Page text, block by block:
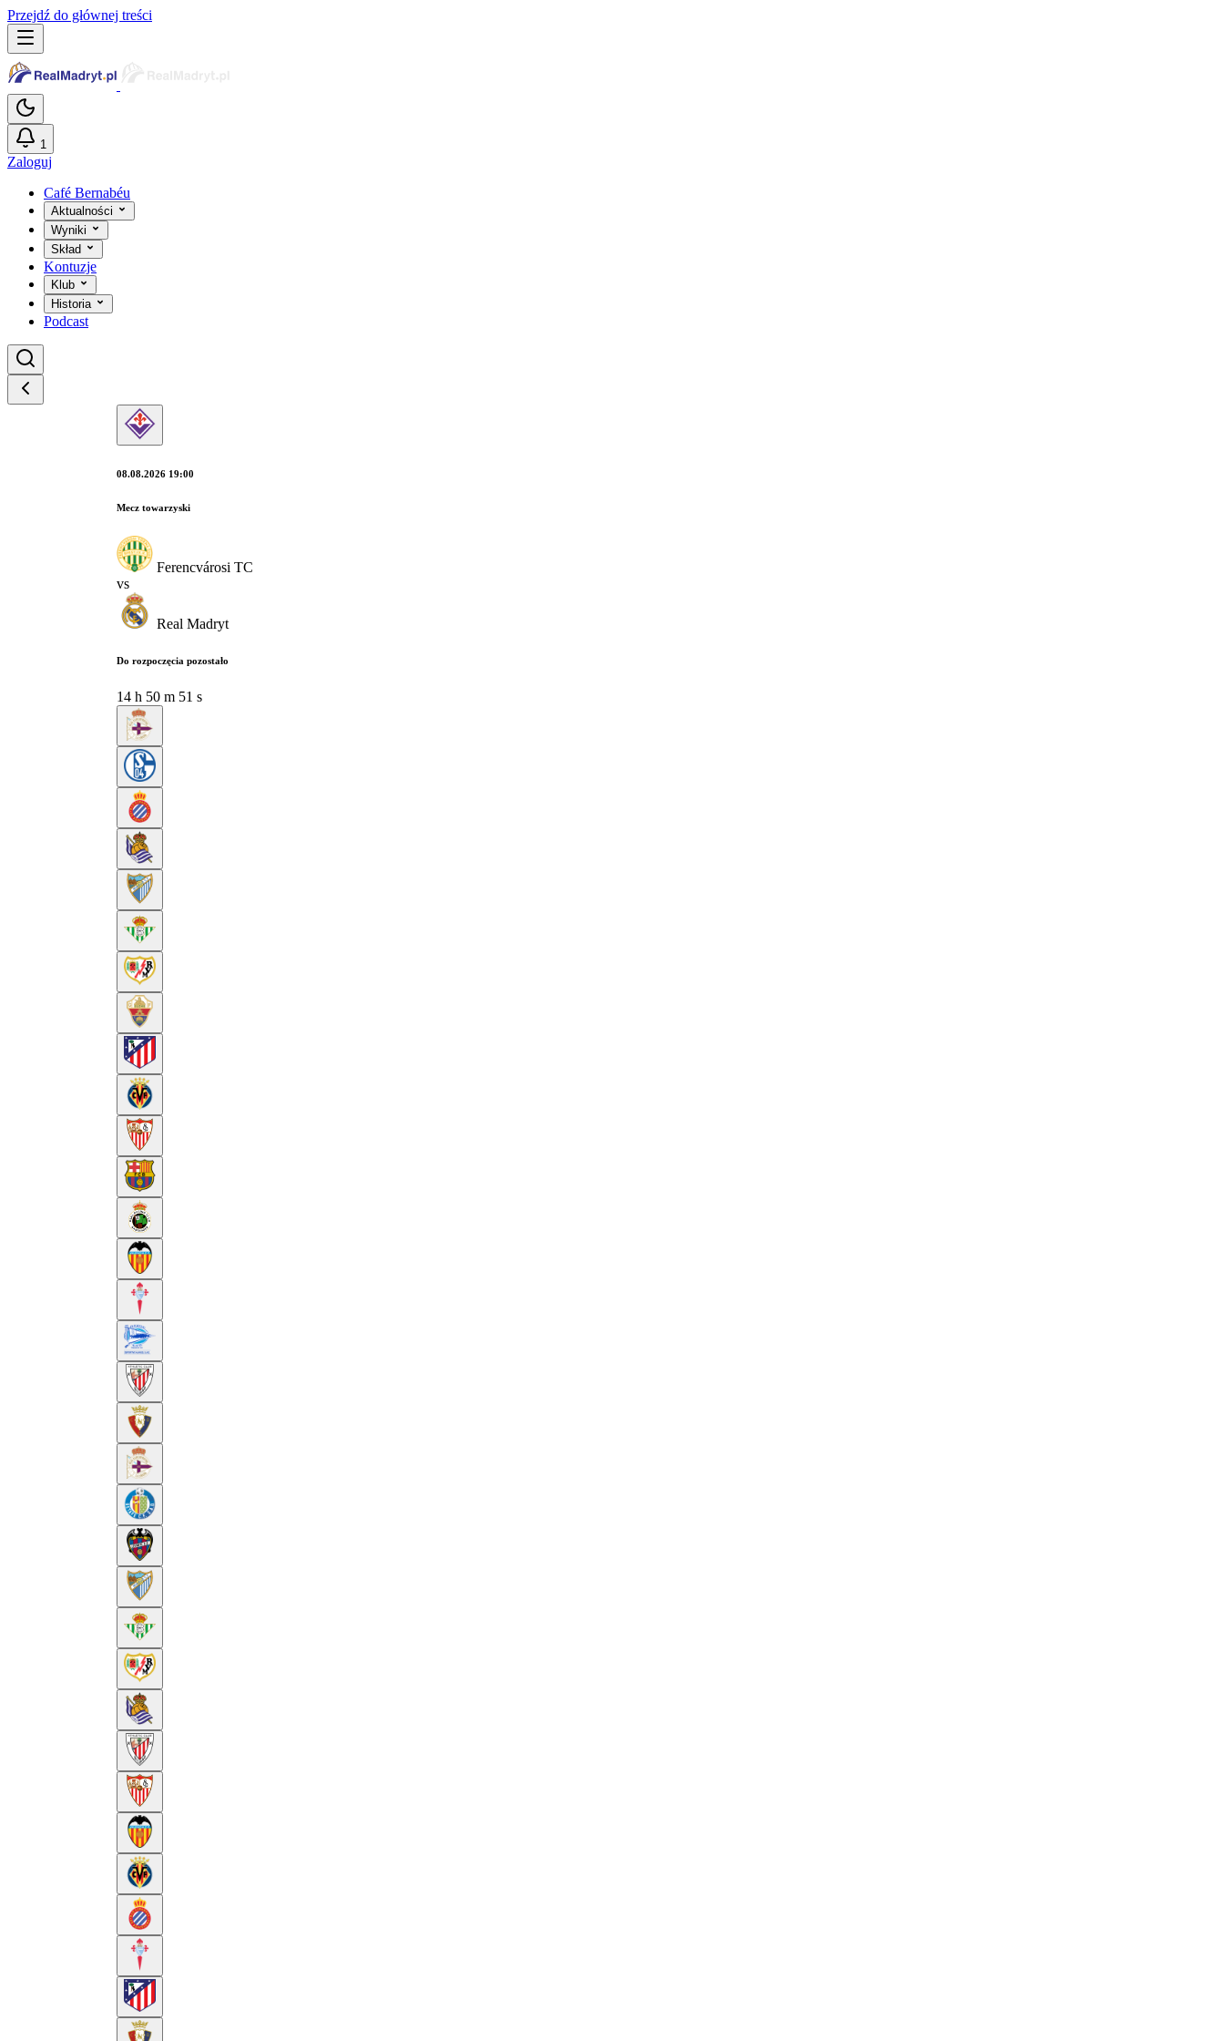
Przejdź do głównej treści
1
Zaloguj
Café Bernabéu
Aktualności
Wyniki
Skład
Kontuzje
Klub
Historia
Podcast
08.08.2026 19:00
Mecz towarzyski
Ferencvárosi TC
vs
Real Madryt
Do rozpoczęcia pozostało
14 h 50 m 50 s